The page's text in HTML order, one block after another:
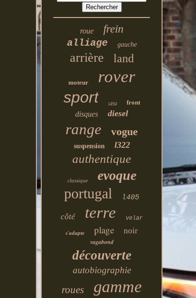
roue frein
alliage gauche
arrière land
moteur rover
sport l494 front
disques diesel
range vogue
suspension l322
authentique
classique evoque
portugal l405
côté terre velar
s'adapte plage noir
vagabond
découverte
autobiographie
roues gamme